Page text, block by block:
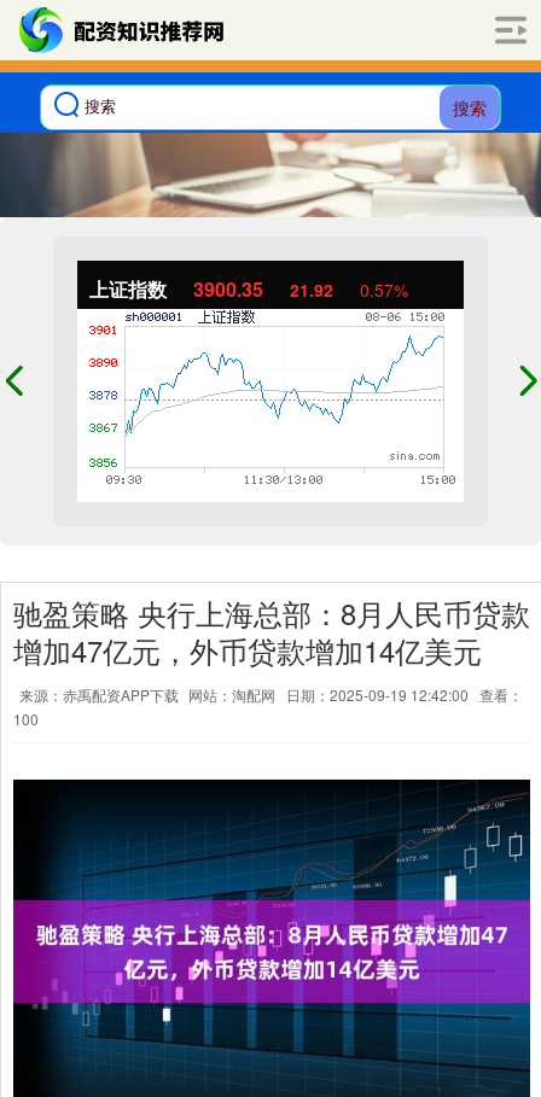
搜索
上证指数 3900.35 21.92 0.57%
驰盈策略 央行上海总部：8月人民币贷款
增加47亿元，外币贷款增加14亿美元
来源：赤禹配资APP下载 网站：淘配网 日期：2025-09-19 12:42:00 查看：
100